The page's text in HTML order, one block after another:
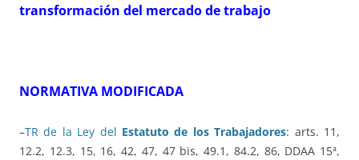
transformación del mercado de trabajo
NORMATIVA MODIFICADA
–TR de la Ley del Estatuto de los Trabajadores: arts. 11,
12.2, 12.3, 15, 16, 42, 47, 47 bis, 49.1, 84.2, 86, DDAA 15ª,